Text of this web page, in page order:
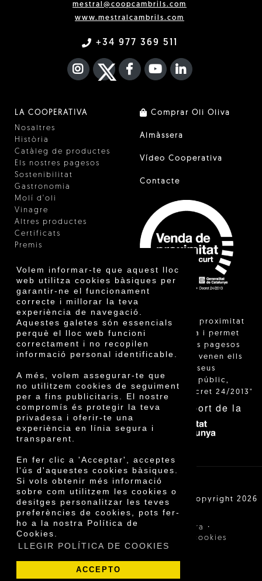
Volem informar-te que aquest lloc
web utilitza cookies bàsiques per
garantir-ne el funcionament
correcte i millorar la teva
experiència de navegació.
Aquestes galetes són essencials
perquè el lloc web funcioni
correctament i no recopilen
informació personal identificable.
A més, volem assegurar-te que
no utilitzem cookies de seguiment
per a fins publicitaris. El nostre
compromís és protegir la teva
privadesa i oferir-te una
experiència en línia segura i
transparent.
En fer clic a 'Acceptar', acceptes
l'ús d'aquestes cookies bàsiques.
Si vols obtenir més informació
sobre com utilitzem les cookies o
desitges personalitzar les teves
preferències de cookies, pots fer-
ho a la nostra Política de
Cookies.
LLEGIR POLÍTICA DE COOKIES
ACCEPTO
mestral@coopcambrils.com
www.mestralcambrils.com
+34 977 369 511
INSTAGRAM
TWITTER
FACEBOOK F
YOUTUBEFA LINKEDIN
LA COOPERATIVA
Nosaltres
Història
Catàleg de productes
Els nostres pagesos
Sostenibilitat
Gastronomia
Molí d'oli
Vinagre
Altres productes
Certificats
Premis
Comprar Oli Oliva
Almàssera
Vídeo Cooperativa
Contacte
"La venda de proximitat
està regulada i permet
identificar els pagesos
catalans que venen ells
mateixos els seus
productes al públic,
segons el Decret 24/2013"
Amb el suport de la
Cooperativa Agrícola de Cambrils SCCL | Copyright 2026
Avís legal · Condicions de compra ·
Política de privacitat Política de cookies